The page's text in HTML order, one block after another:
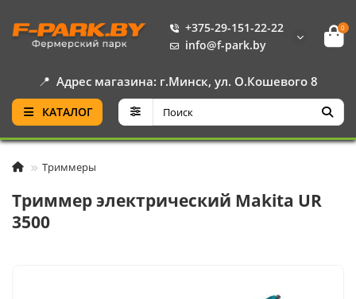
+375-29-151-22-22
info@f-park.by
0
📍 Адрес магазина: г.Минск, ул. О.Кошевого 8
КАТАЛОГ
Триммеры
Триммер электрический Makita UR
3500